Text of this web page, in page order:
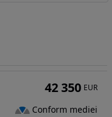
42 350 EUR
Conform mediei